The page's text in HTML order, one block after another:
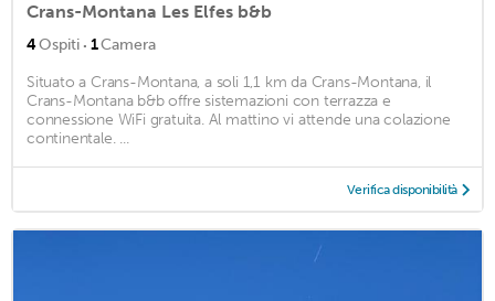
Crans-Montana Les Elfes b&b
4Ospiti · 1Camera
Situato a Crans-Montana, a soli 1,1 km da Crans-Montana, il
Crans-Montana b&b offre sistemazioni con terrazza e
connessione WiFi gratuita. Al mattino vi attende una colazione
continentale. ...
Verifica disponibilità